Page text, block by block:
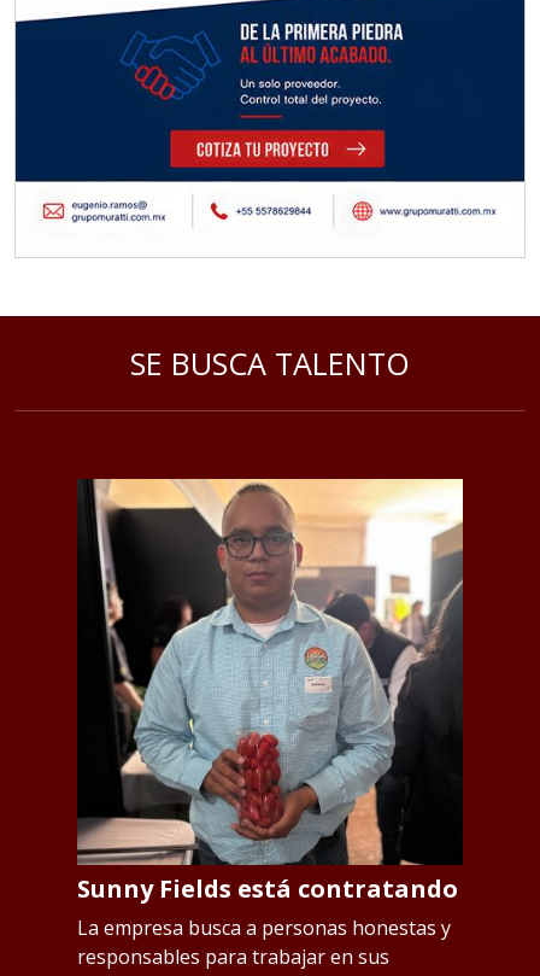
SE BUSCA TALENTO
Sunny Fields está contratando
La empresa busca a personas honestas y
responsables para trabajar en sus